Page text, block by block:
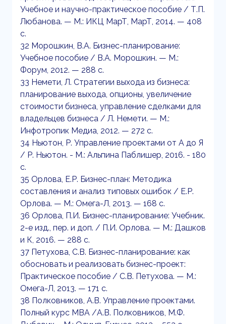
Учебное и научно-практическое пособие / Т.П.
Любанова. — М.: ИКЦ МарТ, МарТ, 2014. — 408
c.
32 Морошкин, В.А. Бизнес-планирование:
Учебное пособие / В.А. Морошкин. — М.:
Форум, 2012. — 288 c.
33 Немети, Л. Стратегии выхода из бизнеса:
планирование выхода, опционы, увеличение
стоимости бизнеса, управление сделками для
владельцев бизнеса / Л. Немети. — М.:
Инфотропик Медиа, 2012. — 272 c.
34 Ньютон, Р. Управление проектами от А до Я
/ Р. Ньютон. - М.: Альпина Паблишер, 2016. - 180
c.
35 Орлова, Е.Р. Бизнес-план: Методика
составления и анализ типовых ошибок / Е.Р.
Орлова. — М.: Омега-Л, 2013. — 168 c.
36 Орлова, П.И. Бизнес-планирование: Учебник.
2-е изд., пер. и доп. / П.И. Орлова. — М.: Дашков
и К, 2016. — 288 c.
37 Петухова, С.В. Бизнес-планирование: как
обосновать и реализовать бизнес-проект:
Практическое пособие / С.В. Петухова. — М.:
Омега-Л, 2013. — 171 c.
38 Полковников, А.В. Управление проектами.
Полный курс МВА /А.В. Полковников, М.Ф.